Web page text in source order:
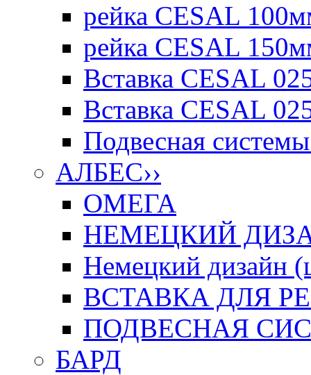
рейка CESAL
рейка CESAL
Вставка CESAL
Вставка CESAL
Подвесная
АЛБЕС››
ОМЕГА
НЕМЕЦКИЙ
Немецкий дизайн
ВСТАВКА ДЛЯ
ПОДВЕСНАЯ
БАРД